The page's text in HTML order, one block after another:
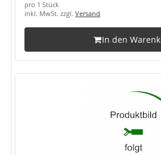
pro 1 Stück
inkl. MwSt. zzgl. Versand
In den